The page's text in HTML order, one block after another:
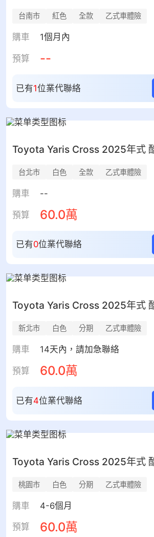
台南市 紅色 全款 乙式車體險
購車 1個月內
預算 --
已有1位業代聯絡
Toyota Yaris Cross 2025年式
台北市 白色 全款 乙式車體險
購車 --
預算 60.0萬
已有0位業代聯絡
Toyota Yaris Cross 2025年式
新北市 白色 分期 乙式車體險
購車 14天內，請加急聯絡
預算 60.0萬
已有4位業代聯絡
Toyota Yaris Cross 2025年式
桃園市 白色 分期 乙式車體險
購車 4-6個月
預算 60.0萬